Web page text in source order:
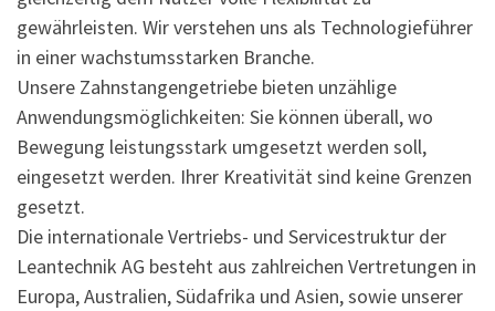
gewährleisten. Wir verstehen uns als Technologieführer
in einer wachstumsstarken Branche.
Unsere Zahnstangengetriebe bieten unzählige
Anwendungsmöglichkeiten: Sie können überall, wo
Bewegung leistungsstark umgesetzt werden soll,
eingesetzt werden. Ihrer Kreativität sind keine Grenzen
gesetzt.
Die internationale Vertriebs- und Servicestruktur der
Leantechnik AG besteht aus zahlreichen Vertretungen in
Europa, Australien, Südafrika und Asien, sowie unserer